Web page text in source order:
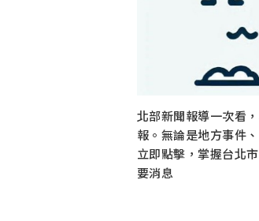
北部新聞報導一次看
報。無論是地方事件
立即點擊，掌握台北
要消息